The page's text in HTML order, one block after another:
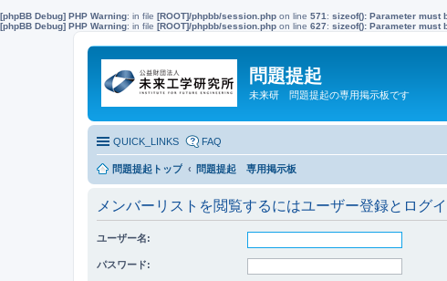
[phpBB Debug] PHP Warning: in file [ROOT]/phpbb/session.php on line 571 : sizeof(): Parameter must
[phpBB Debug] PHP Warning: in file [ROOT]/phpbb/session.php on line 627: sizeof(): Parameter must
問題提起
未来研 問題提起の専用掲示板です
QUICK_LINKS FAQ
問題提起トップ 問題提起 専用掲示板
メンバーリストを閲覧するにはユーザー登録とログ
ユーザー名:
パスワード: